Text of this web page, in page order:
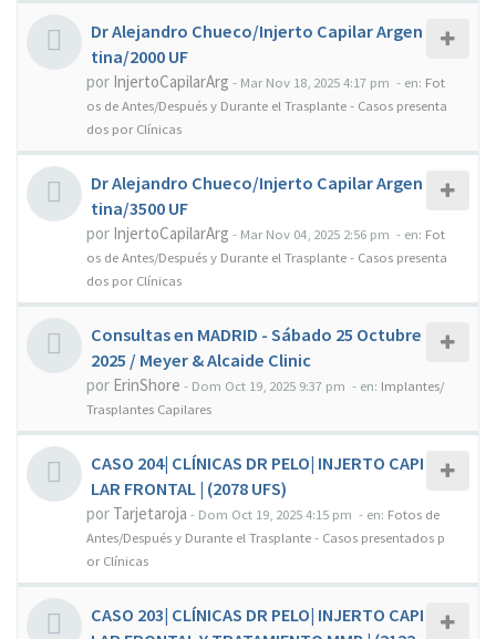
Dr Alejandro Chueco/Injerto Capilar Argen
tina/2000 UF
por InjertoCapilarArg - Mar Nov 18, 2025 4:17 pm - en: Fot
os de Antes/Después y Durante el Trasplante - Casos presenta
dos por Clínicas
Dr Alejandro Chueco/Injerto Capilar Argen
tina/3500 UF
por InjertoCapilarArg - Mar Nov 04, 2025 2:56 pm - en: Fot
os de Antes/Después y Durante el Trasplante - Casos presenta
dos por Clínicas
Consultas en MADRID - Sábado 25 Octubre
2025 / Meyer & Alcaide Clinic
por ErinShore - Dom Oct 19, 2025 9:37 pm - en: Implantes/
Trasplantes Capilares
CASO 204| CLÍNICAS DR PELO| INJERTO CAPI
LAR FRONTAL | (2078 UFS)
por Tarjetaroja - Dom Oct 19, 2025 4:15 pm - en: Fotos de
Antes/Después y Durante el Trasplante - Casos presentados p
or Clínicas
CASO 203| CLÍNICAS DR PELO| INJERTO CAPI